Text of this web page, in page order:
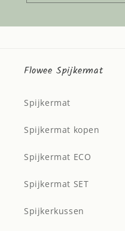
Flowee Spijkermat
Spijkermat
Spijkermat kopen
Spijkermat ECO
Spijkermat SET
Spijkerkussen